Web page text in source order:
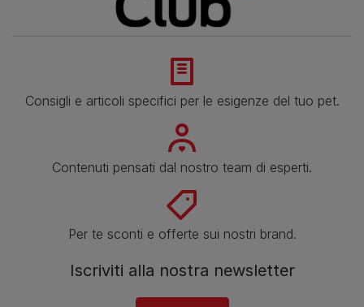
Consigli e articoli specifici per le esigenze del tuo pet.
Contenuti pensati dal nostro team di esperti.
Per te sconti e offerte sui nostri brand.
Iscriviti alla nostra newsletter